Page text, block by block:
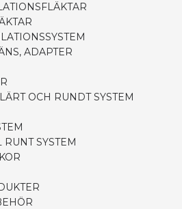
ADAPTER
OCH RUNDT SYSTEM
RUNT SYSTEM